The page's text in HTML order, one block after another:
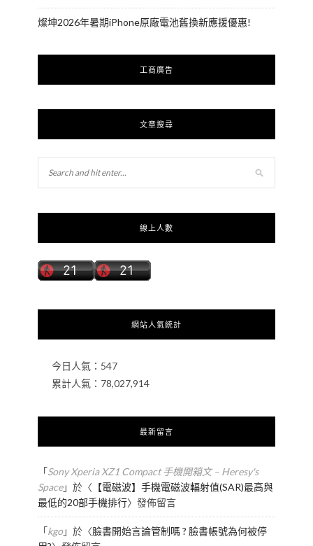
燦坤2026年暑期iPhone原廠電池舊換新應援優惠!
工商廣告
文章搜尋
線上人數
網站人氣統計
今日人氣： 547
累計人氣： 78,027,914
最新留言
「Sony Xperia XZ1 Compact 手機開箱文 – Heresy's
Space」於〈 【電磁波】手機電磁波輻射值(SAR)最高與
最低的20部手機排行〉發佈留言
「kgo」於〈臉書開始言論管制嗎 ? 臉書帳號為何被停